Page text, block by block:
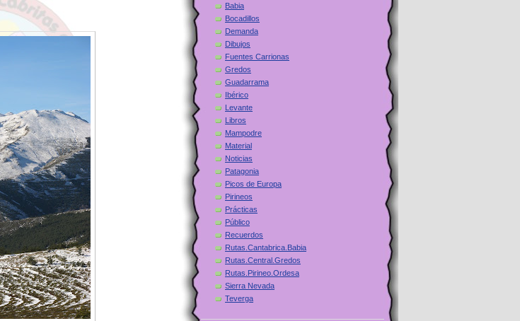
Babia
Bocadillos
Demanda
Dibujos
Fuentes Carrionas
Gredos
Guadarrama
Ibérico
Levante
Libros
Mampodre
Material
Noticias
Patagonia
Picos de Europa
Pirineos
Prácticas
Público
Recuerdos
Rutas.Cantabrica.Babia
Rutas.Central.Gredos
Rutas.Pirineo.Ordesa
Sierra Nevada
Teverga